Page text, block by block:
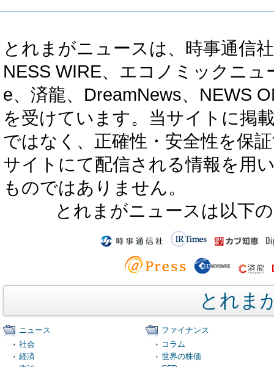
とれまがニュースは、時事通信
NESS WIRE、エコノミックニ
e、済龍、DreamNews、NEWS
を受けています。当サイトに掲
ではなく、正確性・安全性を保
サイトにて配信される情報を用
ものではありません。
とれまがニュースは以下
とれま
ニュース
社会
経済
ファイナンス
コラム
世界の株価